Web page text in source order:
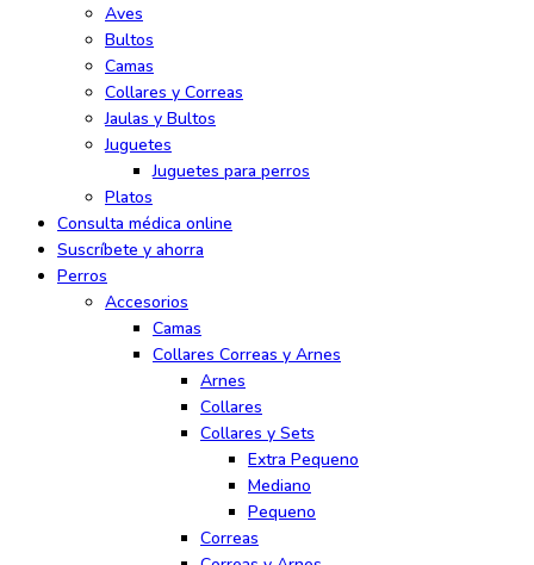
Aves
Bultos
Camas
Collares y Correas
Jaulas y Bultos
Juguetes
Juguetes para perros
Platos
Consulta médica online
Suscríbete y ahorra
Perros
Accesorios
Camas
Collares Correas y Arnes
Arnes
Collares
Collares y Sets
Extra Pequeno
Mediano
Pequeno
Correas